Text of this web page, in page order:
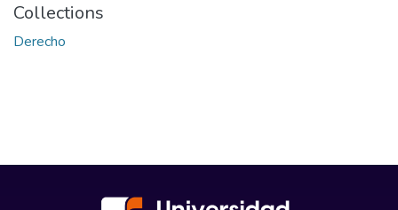
Collections
Derecho